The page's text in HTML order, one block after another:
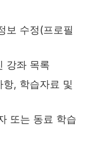
보 수정(프로필
강좌 목록
, 학습자료 및
또는 동료 학습